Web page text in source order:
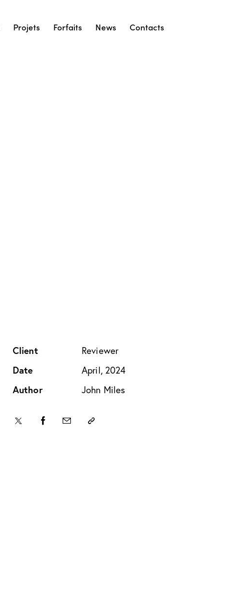
Projets Forfaits News Contacts
Client
Reviewer
Date
April, 2024
Author
John Miles